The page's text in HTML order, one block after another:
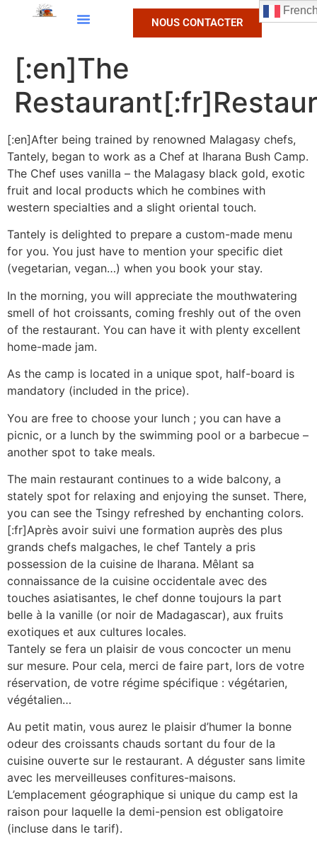
NOUS CONTACTER
[:en]The
[:en]After being trained by renowned Malagasy chefs,
Tantely, began to work as a Chef at Iharana Bush Camp.
The Chef uses vanilla – the Malagasy black gold, exotic
fruit and local products which he combines with
western specialties and a slight oriental touch.
Tantely is delighted to prepare a custom-made menu
for you. You just have to mention your specific diet
(vegetarian, vegan…) when you book your stay.
In the morning, you will appreciate the mouthwatering
smell of hot croissants, coming freshly out of the oven
of the restaurant. You can have it with plenty excellent
home-made jam.
As the camp is located in a unique spot, half-board is
mandatory (included in the price).
You are free to choose your lunch ; you can have a
picnic, or a lunch by the swimming pool or a barbecue –
another spot to take meals.
The main restaurant continues to a wide balcony, a
stately spot for relaxing and enjoying the sunset. There,
you can see the Tsingy refreshed by enchanting colors.
[:fr]Après avoir suivi une formation auprès des plus
grands chefs malgaches, le chef Tantely a pris
possession de la cuisine de Iharana. Mêlant sa
connaissance de la cuisine occidentale avec des
touches asiatisantes, le chef donne toujours la part
belle à la vanille (or noir de Madagascar), aux fruits
exotiques et aux cultures locales.
Tantely se fera un plaisir de vous concocter un menu
sur mesure. Pour cela, merci de faire part, lors de votre
réservation, de votre régime spécifique : végétarien,
végétalien…
Au petit matin, vous aurez le plaisir d’humer la bonne
odeur des croissants chauds sortant du four de la
cuisine ouverte sur le restaurant. A déguster sans limite
avec les merveilleuses confitures-maisons.
L’emplacement géographique si unique du camp est la
raison pour laquelle la demi-pension est obligatoire
(incluse dans le tarif).